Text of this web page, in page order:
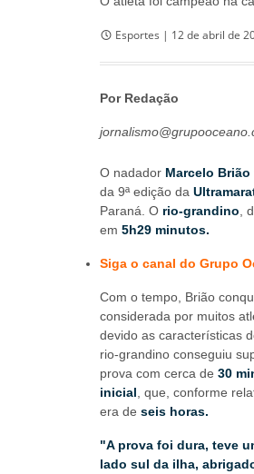
Esportes | 12 de abril de
Por Redação
O nadador Marcelo Brião
da 9ª edição da
Paraná. O rio-grandino ,
em 5h29 minutos.
Siga o canal do Grupo
Com o tempo, Brião
considerada por muitos
devido as características
rio-grandino conseguiu
prova com cerca de 30
inicial , que, conforme
era de seis horas.
"A prova foi dura, teve
lado sul da ilha,